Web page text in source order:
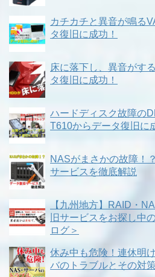
カチカチと異音が鳴る
タ復旧に成功！
床に落下し、異音がす
タ復旧に成功！
ハードディスク故障の
T610からデータ復旧に
NASがまさかの故障！
サービスを徹底解説
【九州地方】RAID・
旧サービスをお探し中
ログ＞
休み中も危険！連休明
バのトラブルとその対